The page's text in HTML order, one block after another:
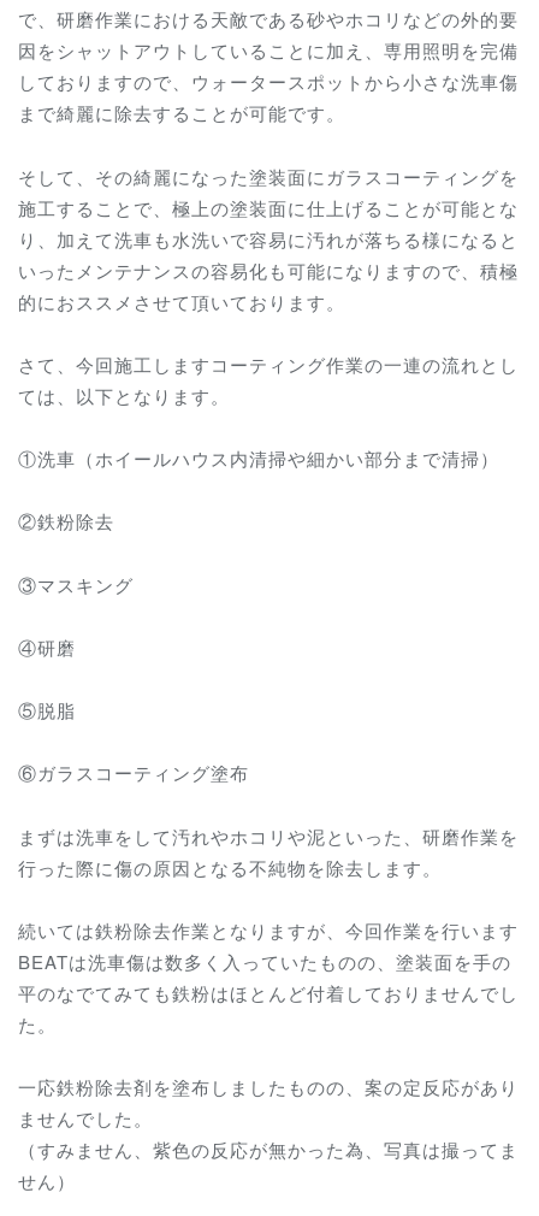
で、研磨作業における天敵である砂やホコリなどの外的要
因をシャットアウトしていることに加え、専用照明を完備
しておりますので、ウォータースポットから小さな洗車傷
まで綺麗に除去することが可能です。
そして、その綺麗になった塗装面にガラスコーティングを
施工することで、極上の塗装面に仕上げることが可能とな
り、加えて洗車も水洗いで容易に汚れが落ちる様になると
いったメンテナンスの容易化も可能になりますので、積極
的におススメさせて頂いております。
さて、今回施工しますコーティング作業の一連の流れとし
ては、以下となります。
①洗車（ホイールハウス内清掃や細かい部分まで清掃）
②鉄粉除去
③マスキング
④研磨
⑤脱脂
⑥ガラスコーティング塗布
まずは洗車をして汚れやホコリや泥といった、研磨作業を
行った際に傷の原因となる不純物を除去します。
続いては鉄粉除去作業となりますが、今回作業を行います
BEATは洗車傷は数多く入っていたものの、塗装面を手の
平のなでてみても鉄粉はほとんど付着しておりませんでし
た。
一応鉄粉除去剤を塗布しましたものの、案の定反応があり
ませんでした。
（すみません、紫色の反応が無かった為、写真は撮ってま
せん）